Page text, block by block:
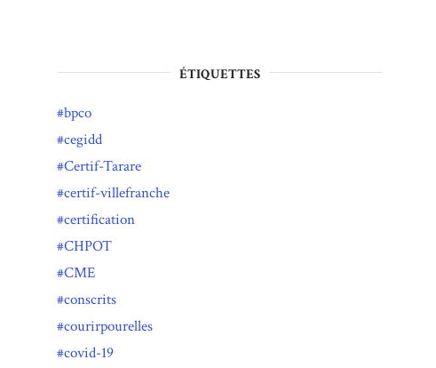
ÉTIQUETTES
bpco
cegidd
Certif-Tarare
certif-villefranche
certification
CHPOT
CME
conscrits
courirpourelles
covid-19